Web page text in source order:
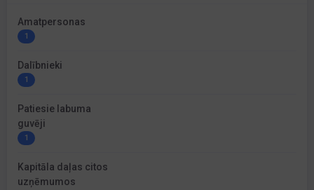
Amatpersonas
1
Dalībnieki
1
Patiesie labuma
guvēji
1
Kapitāla daļas citos
uzņēmumos